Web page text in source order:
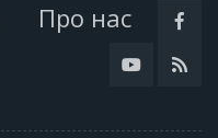
Про нас